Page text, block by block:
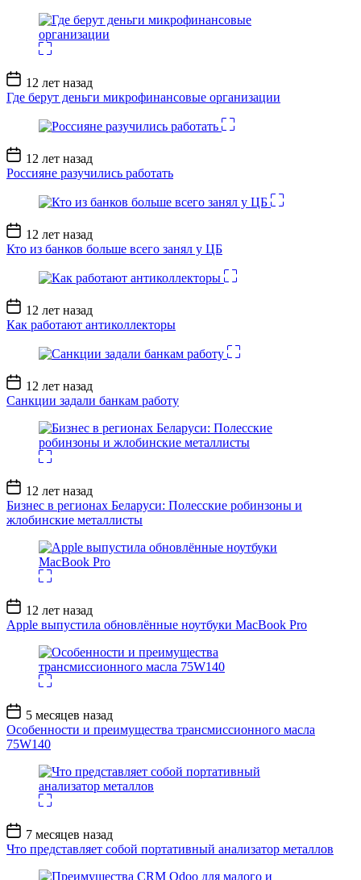
Дата
записи
12 лет назад
Где берут деньги микрофинансовые организации
Дата
записи
12 лет назад
Россияне разучились работать
Дата
записи
12 лет назад
Кто из банков больше всего занял у ЦБ
Дата
записи
12 лет назад
Как работают антиколлекторы
Дата
записи
12 лет назад
Санкции задали банкам работу
Дата
записи
12 лет назад
Бизнес в регионах Беларуси: Полесские робинзоны и
жлобинские металлисты
Дата
записи
12 лет назад
Apple выпустила обновлённые ноутбуки MacBook Pro
Дата
записи
5 месяцев назад
Особенности и преимущества трансмиссионного масла
75W140
Дата
записи
7 месяцев назад
Что представляет собой портативный анализатор металлов